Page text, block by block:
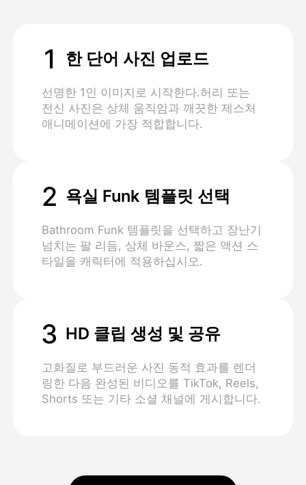
1 한 단어 사진 업로드
선명한 1인 이미지로 시작한다.허리 또는
전신 사진은 상체 움직임과 깨끗한 제스처
애니메이션에 가장 적합합니다.
2 욕실 Funk 템플릿 선택
Bathroom Funk 템플릿을 선택하고 장난기
넘치는 팔 리듬, 상체 바운스, 짧은 액션 스
타일을 캐릭터에 적용하십시오.
3 HD 클립 생성 및 공유
고화질로 부드러운 사진 동적 효과를 렌더
링한 다음 완성된 비디오를 TikTok, Reels,
Shorts 또는 기타 소셜 채널에 게시합니다.